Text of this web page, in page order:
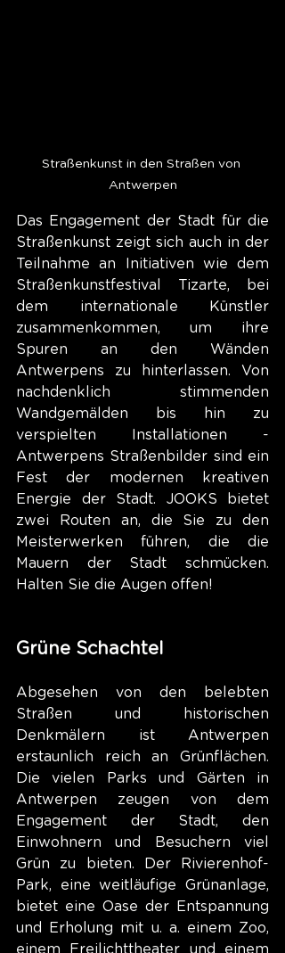
Straßenkunst in den Straßen von
Antwerpen
Das Engagement der Stadt für die
Straßenkunst zeigt sich auch in der
Teilnahme an Initiativen wie dem
Straßenkunstfestival Tizarte, bei
dem internationale Künstler
zusammenkommen, um ihre
Spuren an den Wänden
Antwerpens zu hinterlassen. Von
nachdenklich stimmenden
Wandgemälden bis hin zu
verspielten Installationen -
Antwerpens Straßenbilder sind ein
Fest der modernen kreativen
Energie der Stadt. JOOKS bietet
zwei Routen an, die Sie zu den
Meisterwerken führen, die die
Mauern der Stadt schmücken.
Halten Sie die Augen offen!
Grüne Schachtel
Abgesehen von den belebten
Straßen und historischen
Denkmälern ist Antwerpen
erstaunlich reich an Grünflächen.
Die vielen Parks und Gärten in
Antwerpen zeugen von dem
Engagement der Stadt, den
Einwohnern und Besuchern viel
Grün zu bieten. Der Rivierenhof-
Park, eine weitläufige Grünanlage,
bietet eine Oase der Entspannung
und Erholung mit u. a. einem Zoo,
einem Freilichttheater und einem